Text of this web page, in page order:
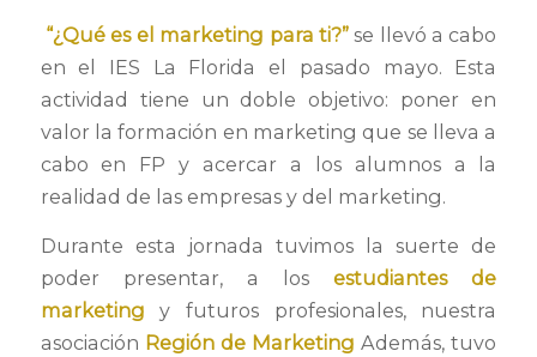
“¿Qué es el marketing para ti?”se llevó a cabo
en el IES La Florida el pasado mayo. Esta
actividad tiene un doble objetivo: poner en
valor la formación en marketing que se lleva a
cabo en FP y acercar a los alumnos a la
realidad de las empresas y del marketing.
Durante esta jornada tuvimos la suerte de
poder presentar, a losestudiantes de
marketing y futuros profesionales, nuestra
asociación Región de Marketing Además, tuvo